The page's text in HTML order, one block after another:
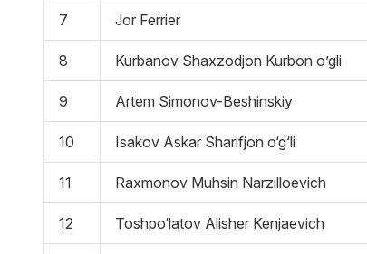
7 Jor Ferrier
8 Kurbanov Shaxzodjon Kurbon o’gli
9 Artem Simonov-Beshinskiy
10 Isakov Askar Sharifjon o‘g‘li
11 Raxmonov Muhsin Narzilloevich
12 Toshpo‘latov Alisher Kenjaevich